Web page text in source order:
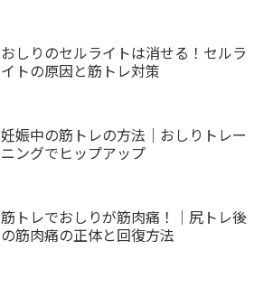
おしりのセルライトは消せる！セルラ
イトの原因と筋トレ対策
妊娠中の筋トレの方法｜おしりトレー
ニングでヒップアップ
筋トレでおしりが筋肉痛！｜尻トレ後
の筋肉痛の正体と回復方法